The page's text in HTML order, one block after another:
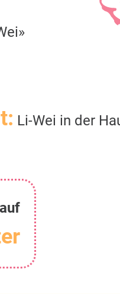
Li-Wei in der